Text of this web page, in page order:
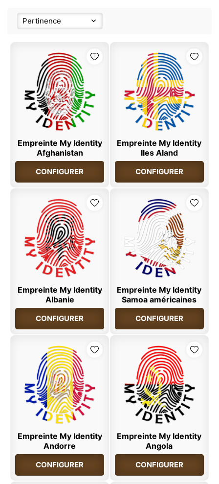
Pertinence
Empreinte My Identity
Afghanistan
CONFIGURER
Empreinte My Identity
Iles Aland
CONFIGURER
Empreinte My Identity
Albanie
CONFIGURER
Empreinte My Identity
Samoa américaines
CONFIGURER
Empreinte My Identity
Andorre
CONFIGURER
Empreinte My Identity
Angola
CONFIGURER